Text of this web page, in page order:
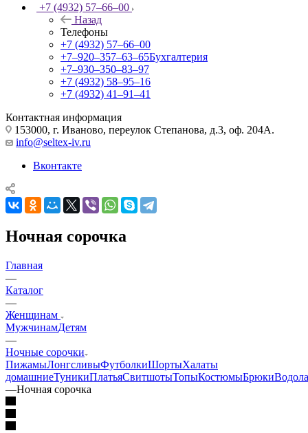
+7 (4932) 57‒66‒00
Назад
Телефоны
+7 (4932) 57‒66‒00
+7‒920‒357‒63‒65Бухгалтерия
+7‒930‒350‒83‒97
+7 (4932) 58‒95‒16
+7 (4932) 41‒91‒41
Контактная информация
153000, г. Иваново, переулок Степанова, д.3, оф. 204А.
info@seltex-iv.ru
Вконтакте
Ночная сорочка
Главная
—
Каталог
—
Женщинам
МужчинамДетям
—
Ночные сорочки
ПижамыЛонгсливыФутболкиШортыХалаты
домашниеТуникиПлатьяСвитшотыТопыКостюмыБрюки
—Ночная сорочка